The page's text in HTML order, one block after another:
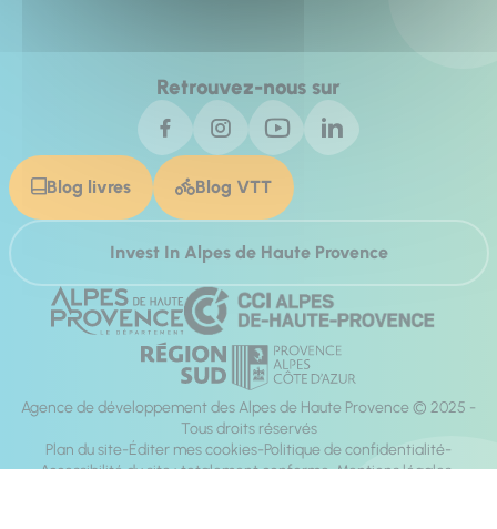
Retrouvez-nous sur
Blog livres Blog VTT
Invest In Alpes de Haute Provence
Agence de développement des Alpes de Haute Provence © 2025 -
Tous droits réservés
Plan du site Éditer mes cookies Politique de confidentialité
Accessibilité du site : totalement conforme Mentions légales